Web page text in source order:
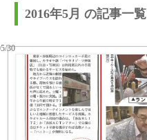
2016年5月 の記事一覧
30